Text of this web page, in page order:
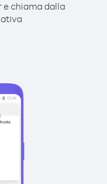
e chiama dalla